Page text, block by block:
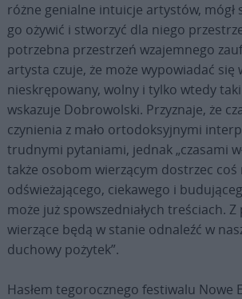
różne genialne intuicje artystów, mógł
go ożywić i stworzyć dla niego
potrzebna przestrzeń wzajemnego
artysta czuje, że może wypowiadać się
nieskrępowany, wolny i tylko wtedy
wskazuje Dobrowolski. Przyznaje, że
czynienia z mało ortodoksyjnymi
trudnymi pytaniami, jednak „czasami
także osobom wierzącym dostrzec coś
odświeżającego, ciekawego i
może już spowszedniałych treściach.
wierzące będą w stanie odnaleźć w
duchowy pożytek”.
Hasłem tegorocznego festiwalu Nowe